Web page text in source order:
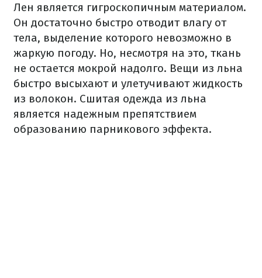
Лен является гигроскопичным материалом.
Он достаточно быстро отводит влагу от
тела, выделение которого невозможно в
жаркую погоду. Но, несмотря на это, ткань
не остается мокрой надолго. Вещи из льна
быстро высыхают и улетучивают жидкость
из волокон. Сшитая одежда из льна
является надежным препятствием
образованию парникового эффекта.